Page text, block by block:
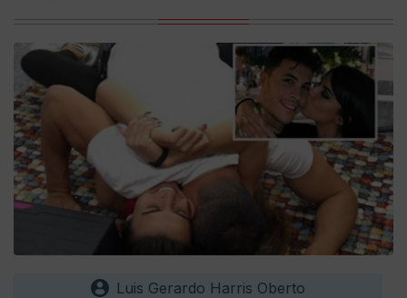
Luis Gerardo Harris Oberto